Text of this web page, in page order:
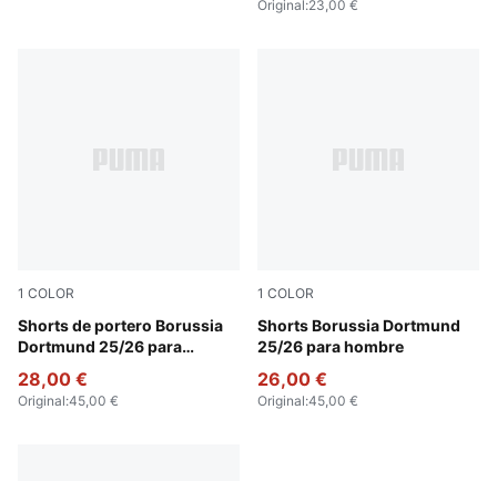
Original:23,00 €
1 COLOR
Shorts de portero Borussia
Dortmund 25/26 para
Archive Green-Intense Orange
28,00 €
Original:45,00 €
1 COLOR
Shorts Borussia Dortmund
25/26 para hombre
PUMA Black-Faster Yellow
26,00 €
Original:45,00 €